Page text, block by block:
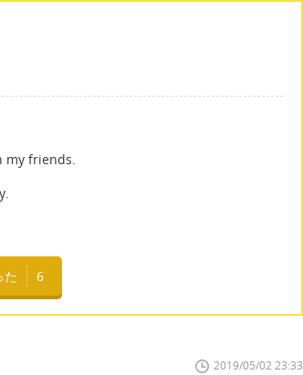
my friends.
た 6
2019/05/02 23:33